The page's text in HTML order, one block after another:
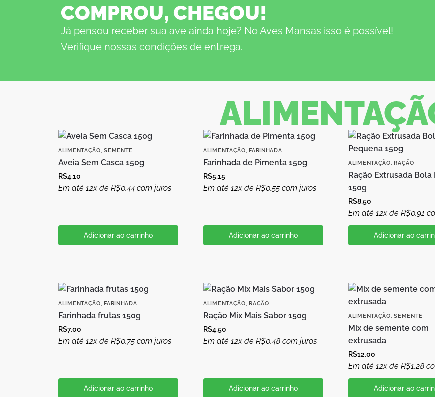
COMPROU, CHEGOU!
Já pensou receber sua ave ainda hoje? No Aves Mansas isso é possível!
Verifique nossas condições de entrega.
ALIMENTAÇÃO,SEMENTE
Aveia Sem Casca 150g
R$4,10
Em até 12x de R$0,44 com juros
Adicionar ao carrinho
ALIMENTAÇÃO, FARINHADA
Farinhada de Pimenta 150g
R$5,15
Em até 12x de R$0,55 com juros
Adicionar ao carrinho
ALIMENTAÇÃO, RAÇÃO
Ração Extrusada Bola
150g
R$8,50
Em até 12x de R$0,91
Adicionar ao
ALIMENTAÇÃO, FARINHADA
Farinhada frutas 150g
R$7,00
Em até 12x de R$0,75 com juros
Adicionar ao carrinho
ALIMENTAÇÃO, RAÇÃO
Ração Mix Mais Sabor 150g
R$4,50
Em até 12x de R$0,48 com juros
Adicionar ao carrinho
ALIMENTAÇÃO,SEMENTE
Mix de semente com
extrusada
R$12,00
Em até 12x de R$1,28
Adicionar ao